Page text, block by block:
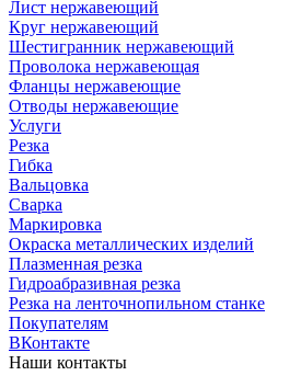
Лист нержавеющий
Круг нержавеющий
Шестигранник нержавеющий
Проволока нержавеющая
Фланцы нержавеющие
Отводы нержавеющие
Услуги
Резка
Гибка
Вальцовка
Сварка
Маркировка
Окраска металлических изделий
Плазменная резка
Гидроабразивная резка
Резка на ленточнопильном станке
Покупателям
ВКонтакте
Наши контакты